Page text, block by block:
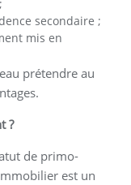
secondaire ;
mis en
prétendre au
?
de primo-
est un